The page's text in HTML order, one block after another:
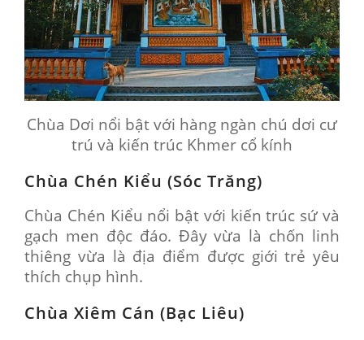
Chùa Dơi nổi bật với hàng ngàn chú dơi cư
trú và kiến trúc Khmer cổ kính
Chùa Chén Kiểu (Sóc Trăng)
Chùa Chén Kiểu nổi bật với kiến trúc sứ và
gạch men độc đáo. Đây vừa là chốn linh
thiêng vừa là địa điểm được giới trẻ yêu
thích chụp hình.
Chùa Xiêm Cán (Bạc Liêu)